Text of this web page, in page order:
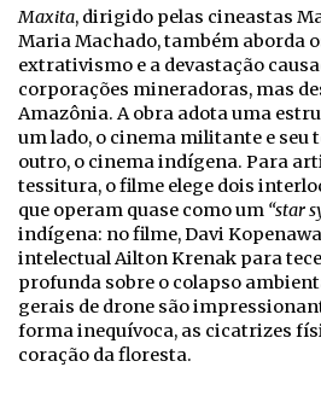
Maxita, dirigido pelas cineastas
Maria Machado, também aborda
extrativismo e a devastação
corporações mineradoras, mas
Amazônia. A obra adota uma
um lado, o cinema militante e seu
outro, o cinema indígena. Para
tessitura, o filme elege dois
que operam quase como um “star
indígena: no filme, Davi
intelectual Ailton Krenak para
profunda sobre o colapso
gerais de drone são
forma inequívoca, as cicatrizes
coração da floresta.